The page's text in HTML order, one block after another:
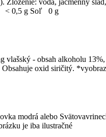
Zloženie: voda,
< 0,5 g Soľ 0 g
- obsah alkoholu
oxid siričitý.
modrá alebo
je iba ilustračné